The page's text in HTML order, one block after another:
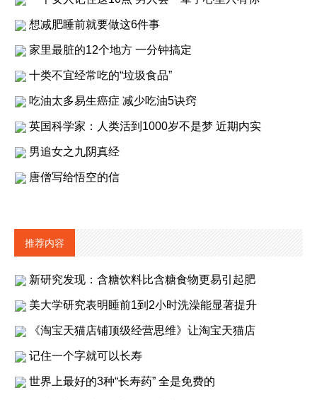
想减肥睡前就要做这6件事
家里最脏的12个地方 一分钟搞定
十类不宜经常吃的“垃圾食品”
吃油太多易生癌症 减少吃油5诀窍
英国科学家：人类活到1000岁不是梦 近期内实
男追女之九阴真经
唐僧写给悟空的信
推荐内容
新研究发现：含糖饮料比含糖食物更易引起肥
美大学研究表明睡前1到2小时洗澡能显著提升
《淘宝天猫店铺顶级经营思维》让淘宝天猫店
记住一个字就可以长寿
世界上最好的3种“长寿药” 全是免费的